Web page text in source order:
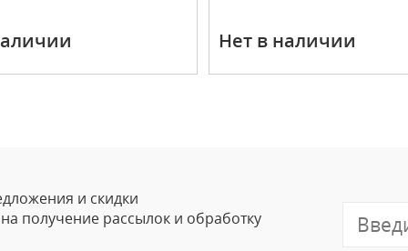
Нет в наличии
и скидки
получение рассылок и обработку